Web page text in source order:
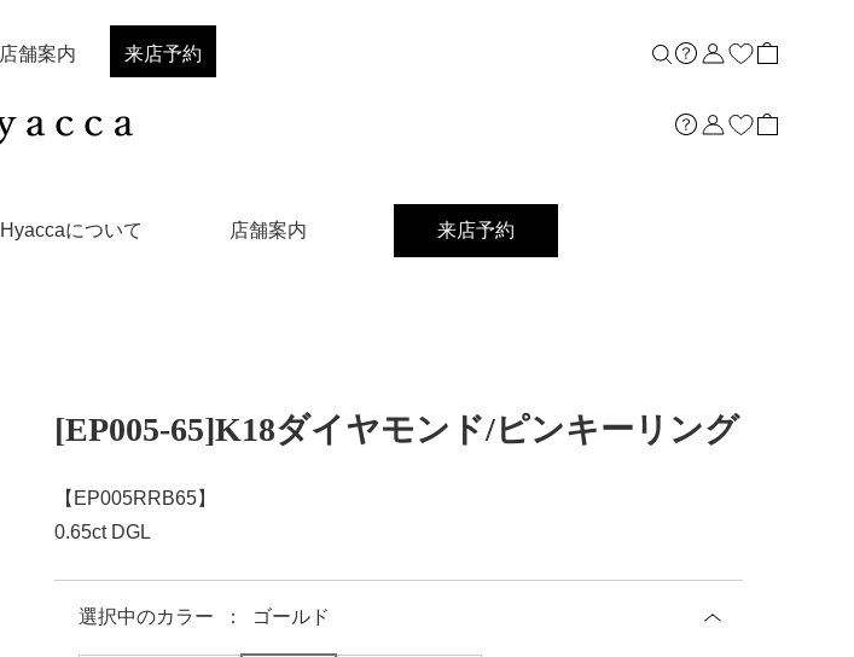
Hyaccaについて 店舗案内 来店予約
店舗案内 来店予約
[EP005-65]K18ダイヤモンド/ピンキーリング
【EP005RRB65】
0.65ct DGL
選択中のカラー ： ゴールド